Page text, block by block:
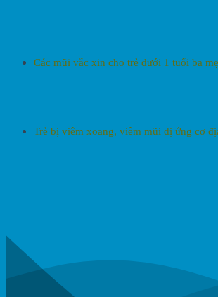
Các mũi vắc xin cho trẻ dưới 1 tuổi ba
Trẻ bị viêm xoang, viêm mũi dị ứng cơ